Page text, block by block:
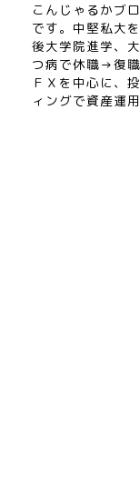
こんじゃるかブ
です。中堅私大
後大学院進学、
つ病で休職→復
ＦＸを中心に、
ィングで資産運